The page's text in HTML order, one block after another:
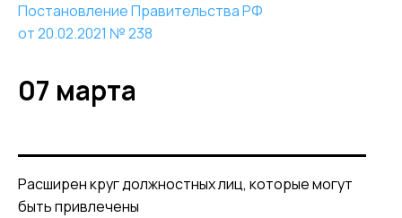
Постановление Правительства РФ
от 20.02.2021 № 238
07 марта
Расширен круг должностных лиц, которые могут
быть привлечены